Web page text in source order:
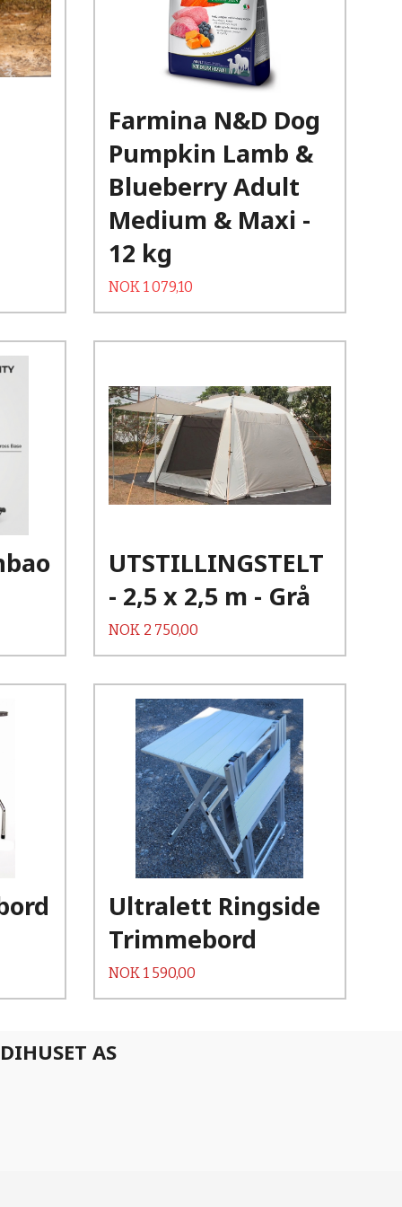
Farmina N&D Dog
Pumpkin Lamb &
Blueberry Adult
Medium & Maxi -
12 kg
Tilbud
NOK 1 079,10
Kjøp
UTSTILLINGSTELT
- 2,5 x 2,5 m - Grå
Pris
NOK 2 750,00
Kjøp
Les mer
Ultralett Ringside
Trimmebord
Pris
NOK 1 590,00
Kjøp
Les mer
AS